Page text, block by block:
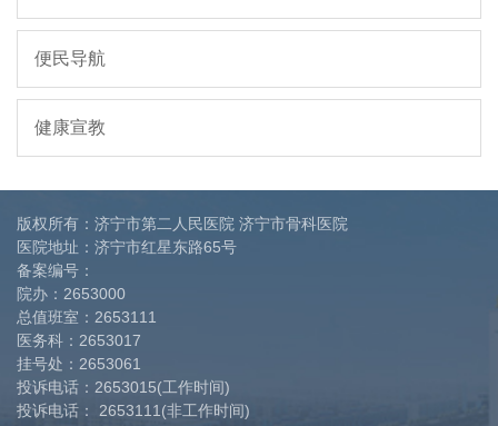
便民导航
健康宣教
版权所有：济宁市第二人民医院 济宁市骨科医院
医院地址：济宁市红星东路65号
备案编号：
院办： 2653000
总值班室： 2653111
医务科： 2653017
挂号处： 2653061
投诉电话： 2653015(工作时间)
投诉电话：
2653111(非工作时间)